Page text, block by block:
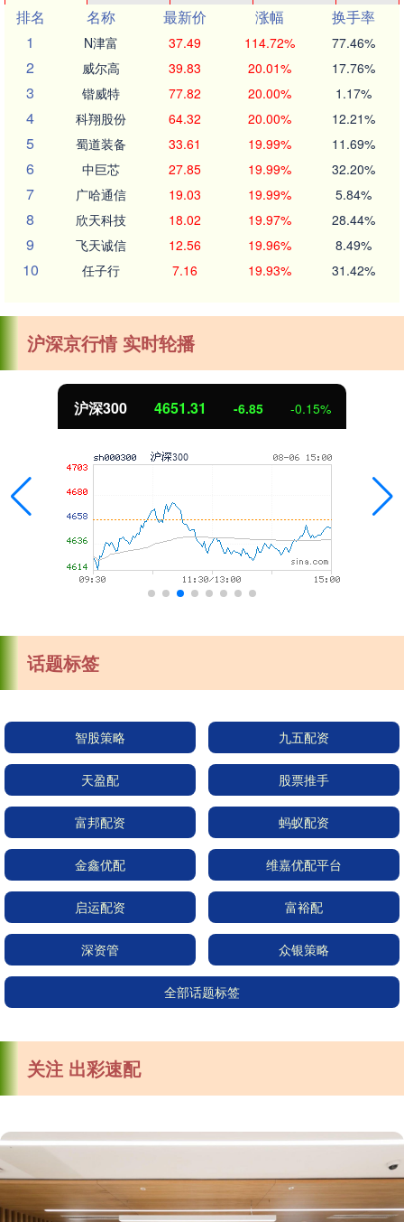
排名
名称 最新价 涨幅
换手率
1
N津富 37.49 114.72% 77.46%
2 威尔高 39.83 20.01% 17.76%
3 锴威特 77.82 20.00% 1.17%
4 科翔股份 64.32 20.00% 12.21%
5 蜀道装备 33.61 19.99% 11.69%
6 中巨芯 27.85 19.99% 32.20%
7 广哈通信 19.03 19.99% 5.84%
8 欣天科技 18.02 19.97% 28.44%
9 飞天诚信 12.56 19.96% 8.49%
10 任子行 7.16 19.93% 31.42%
沪深京行情 实时轮播
沪深300 4651.31 -6.85 -0.15%
话题标签
智股策略 九五配资
天盈配 股票推手
富邦配资 蚂蚁配资
金鑫优配 维嘉优配平台
启运配资 富裕配
深资管 众银策略
全部话题标签
关注 出彩速配